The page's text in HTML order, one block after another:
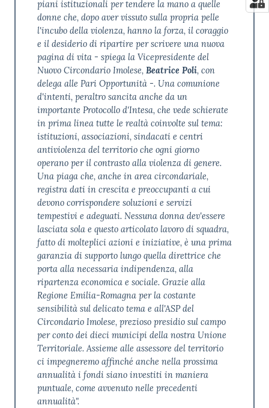
piani istituzionali per tendere la mano a quelle
donne che, dopo aver vissuto sulla propria pelle
l'incubo della violenza, hanno la forza, il coraggio
e il desiderio di ripartire per scrivere una nuova
pagina di vita - spiega la Vicepresidente del
Nuovo Circondario Imolese, Beatrice Poli, con
delega alle Pari Opportunità -. Una comunione
d'intenti, peraltro sancita anche da un
importante Protocollo d'Intesa, che vede schierate
in prima linea tutte le realtà coinvolte sul tema:
istituzioni, associazioni, sindacati e centri
antiviolenza del territorio che ogni giorno
operano per il contrasto alla violenza di genere.
Una piaga che, anche in area circondariale,
registra dati in crescita e preoccupanti a cui
devono corrispondere soluzioni e servizi
tempestivi e adeguati. Nessuna donna dev'essere
lasciata sola e questo articolato lavoro di squadra,
fatto di molteplici azioni e iniziative, è una prima
garanzia di supporto lungo quella direttrice che
porta alla necessaria indipendenza, alla
ripartenza economica e sociale. Grazie alla
Regione Emilia-Romagna per la costante
sensibilità sul delicato tema e all'ASP del
Circondario Imolese, prezioso presidio sul campo
per conto dei dieci municipi della nostra Unione
Territoriale. Assieme alle assessore del territorio
ci impegneremo affinché anche nella prossima
annualità i fondi siano investiti in maniera
puntuale, come avvenuto nelle precedenti
annualità".